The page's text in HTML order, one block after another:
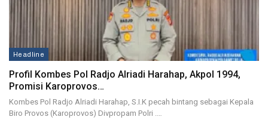
Headline
Profil Kombes Pol Radjo Alriadi Harahap, Akpol 1994,
Promisi Karoprovos…
Kombes Pol Radjo Alriadi Harahap, S.I.K pecah bintang sebagai Kepala
Biro Provos (Karoprovos) Divpropam Polri .…